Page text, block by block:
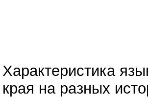
Характеристика
края на разных